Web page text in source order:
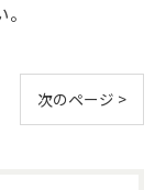
次のページ >